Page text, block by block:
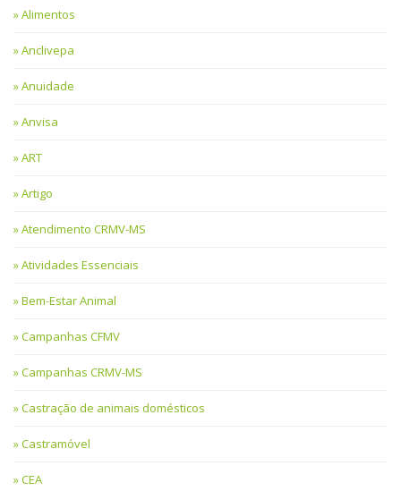
Alimentos
Anclivepa
Anuidade
Anvisa
ART
Artigo
Atendimento CRMV-MS
Atividades Essenciais
Bem-Estar Animal
Campanhas CFMV
Campanhas CRMV-MS
Castração de animais domésticos
Castramóvel
CEA